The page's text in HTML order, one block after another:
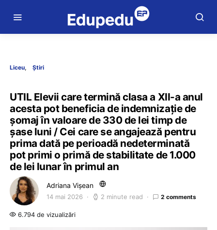
Liceu Știri
UTIL Elevii care termină clasa a XII-a anul
acesta pot beneficia de indemnizație de
șomaj în valoare de 330 de lei timp de
șase luni / Cei care se angajează pentru
prima dată pe perioadă nedeterminată
pot primi o primă de stabilitate de 1.000
de lei lunar în primul an
Adriana Vișean
14 mai 2026 2 minute read 2 comments
6.794 de vizualizări